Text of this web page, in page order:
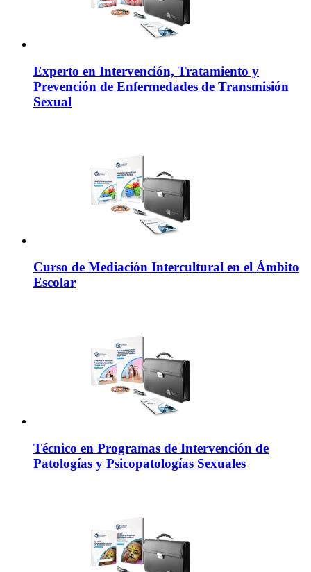
Experto en Intervención, Tratamiento y
Prevención de Enfermedades de Transmisión
Sexual
Curso de Mediación Intercultural en el Ámbito
Escolar
Técnico en Programas de Intervención de
Patologías y Psicopatologías Sexuales